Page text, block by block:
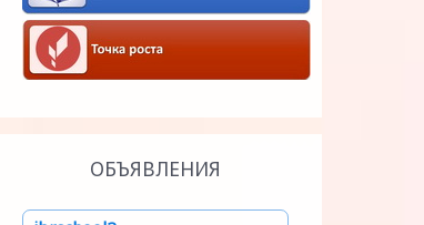
ОБЪЯВЛЕНИЯ